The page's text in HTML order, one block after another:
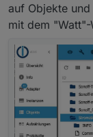
auf Objekte
mit dem